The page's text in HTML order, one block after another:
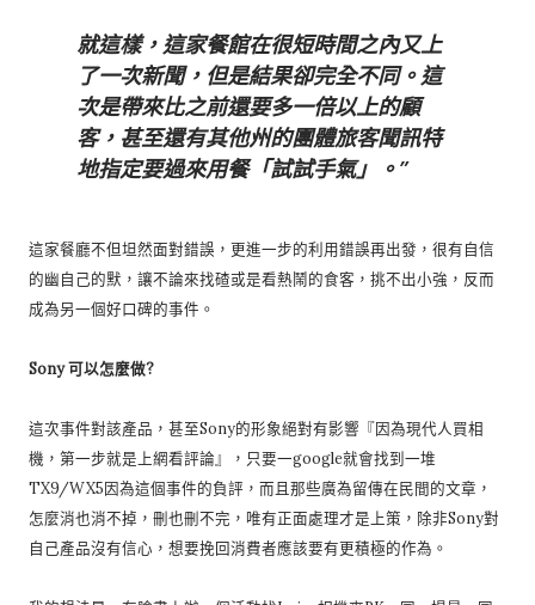
就這樣，這家餐館在很短時間之內又上
了一次新聞，但是結果卻完全不同。這
次是帶來比之前還要多一倍以上的顧
客，甚至還有其他州的團體旅客聞訊特
地指定要過來用餐「試試手氣」。
這家餐廳不但坦然面對錯誤，更進一步的利用錯誤再出發，很有自信
的幽自己的默，讓不論來找碴或是看熱鬧的食客，挑不出小強，反而
成為另一個好口碑的事件。
Sony 可以怎麼做?
這次事件對該產品，甚至Sony的形象絕對有影響『因為現代人買相
機，第一步就是上網看評論』，只要一google就會找到一堆
TX9/WX5因為這個事件的負評，而且那些廣為留傳在民間的文章，
怎麼消也消不掉，刪也刪不完，唯有正面處理才是上策，除非Sony對
自己產品沒有信心，想要挽回消費者應該要有更積極的作為。